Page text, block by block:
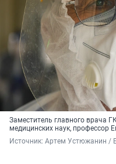
Заместитель главного врача
медицинских наук, профессор
Источник: Артем Устюжанин /